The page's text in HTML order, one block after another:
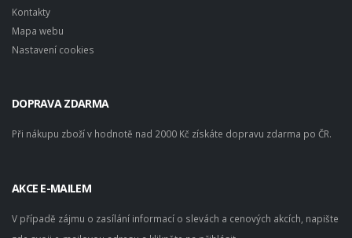
Kontakty
Mapa webu
Nastavení cookies
DOPRAVA ZDARMA
Při nákupu zboží v hodnotě nad 2000 Kč získáte dopravu zdarma po ČR.
AKCE E-MAILEM
V případě zájmu o zasílání informací o slevách a cenových akcích, napište